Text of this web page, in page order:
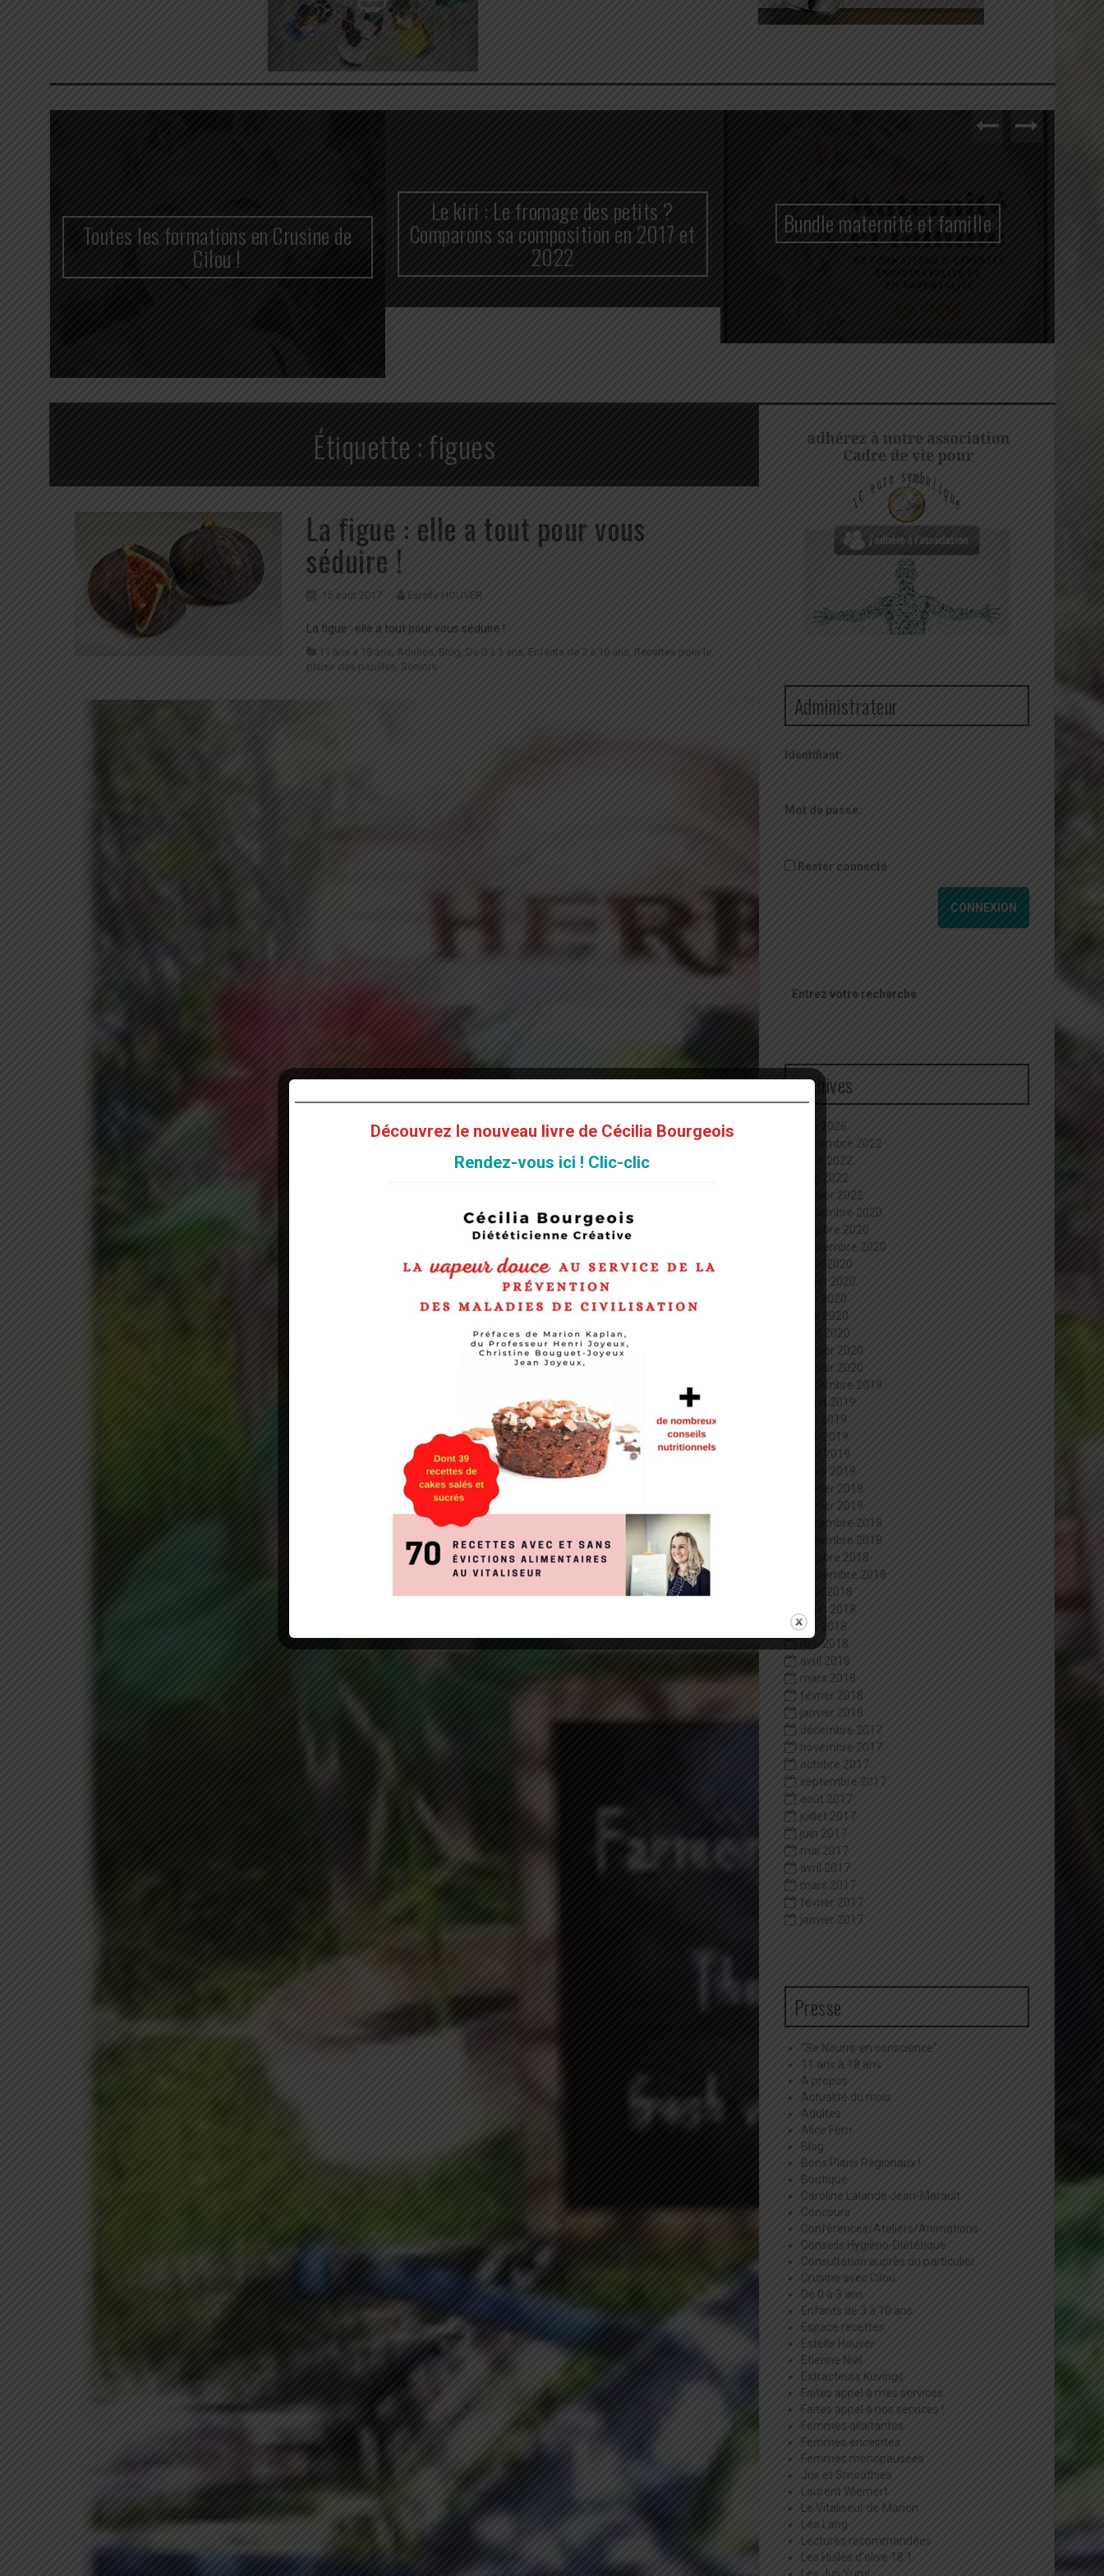
Toutes les formations en Crusine de
Cilou !
Le kiri : Le fromage des petits ?
Comparons sa composition en 2017 et
2022
Bundle maternité et famille
Étiquette :figues
La figue : elle a tout pour vous
séduire !
15 août 2017 Estelle HOUVER
La figue : elle a tout pour vous séduire !
11 ans à 18 ans , Adultes , Blog , De 0 à 3 ans , Enfants de 3 à 10 ans, Recettes pour le
plaisir des papilles, Seniors
Administrateur
Identifiant:
Mot de passe:
Rester connecté
CONNEXION
Recherche
pour
Archives
juin 2026
décembre 2022
août 2022
mai 2022
janvier 2022
décembre 2020
octobre 2020
septembre 2020
août 2020
juillet 2020
juin 2020
mai 2020
avril 2020
février 2020
janvier 2020
décembre 2019
juillet 2019
juin 2019
mai 2019
avril 2019
mars 2019
février 2019
janvier 2019
décembre 2018
novembre 2018
octobre 2018
septembre 2018
août 2018
juillet 2018
juin 2018
mai 2018
avril 2018
mars 2018
février 2018
janvier 2018
décembre 2017
novembre 2017
octobre 2017
septembre 2017
août 2017
juillet 2017
juin 2017
mai 2017
avril 2017
mars 2017
février 2017
janvier 2017
Presse
"Se Nourrir en conscience"
11 ans à 18 ans
A propos
Actualité du mois
Adultes
Alice Ferri
Blog
Bons Plans Régionaux !
Boutique
Caroline Lalande Jean-Marault
Concours
Conférences/Ateliers/Animations
Conseils Hygièno-Diététique
Consultation auprès du particulier
Crusine avec Cilou
De 0 à 3 ans
Enfants de 3 à 10 ans
Espace recettes
Estelle Houver
Etienne Niel
Extracteurs Kuvings
Faites appel à mes services
Faites appel à nos services !
Femmes allaitantes
Femmes enceintes
Femmes ménopausées
Jus et Smoothies
Laurent Wiemert
Le Vitaliseur de Marion
Léa Lang
Lectures recommandées
Les Huiles d'olive 18:1
Découvrez le nouveau livre de Cécilia Bourgeois
Rendez-vous ici ! Clic-clic